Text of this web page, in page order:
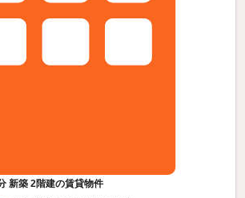
新築 2階建の賃貸物件